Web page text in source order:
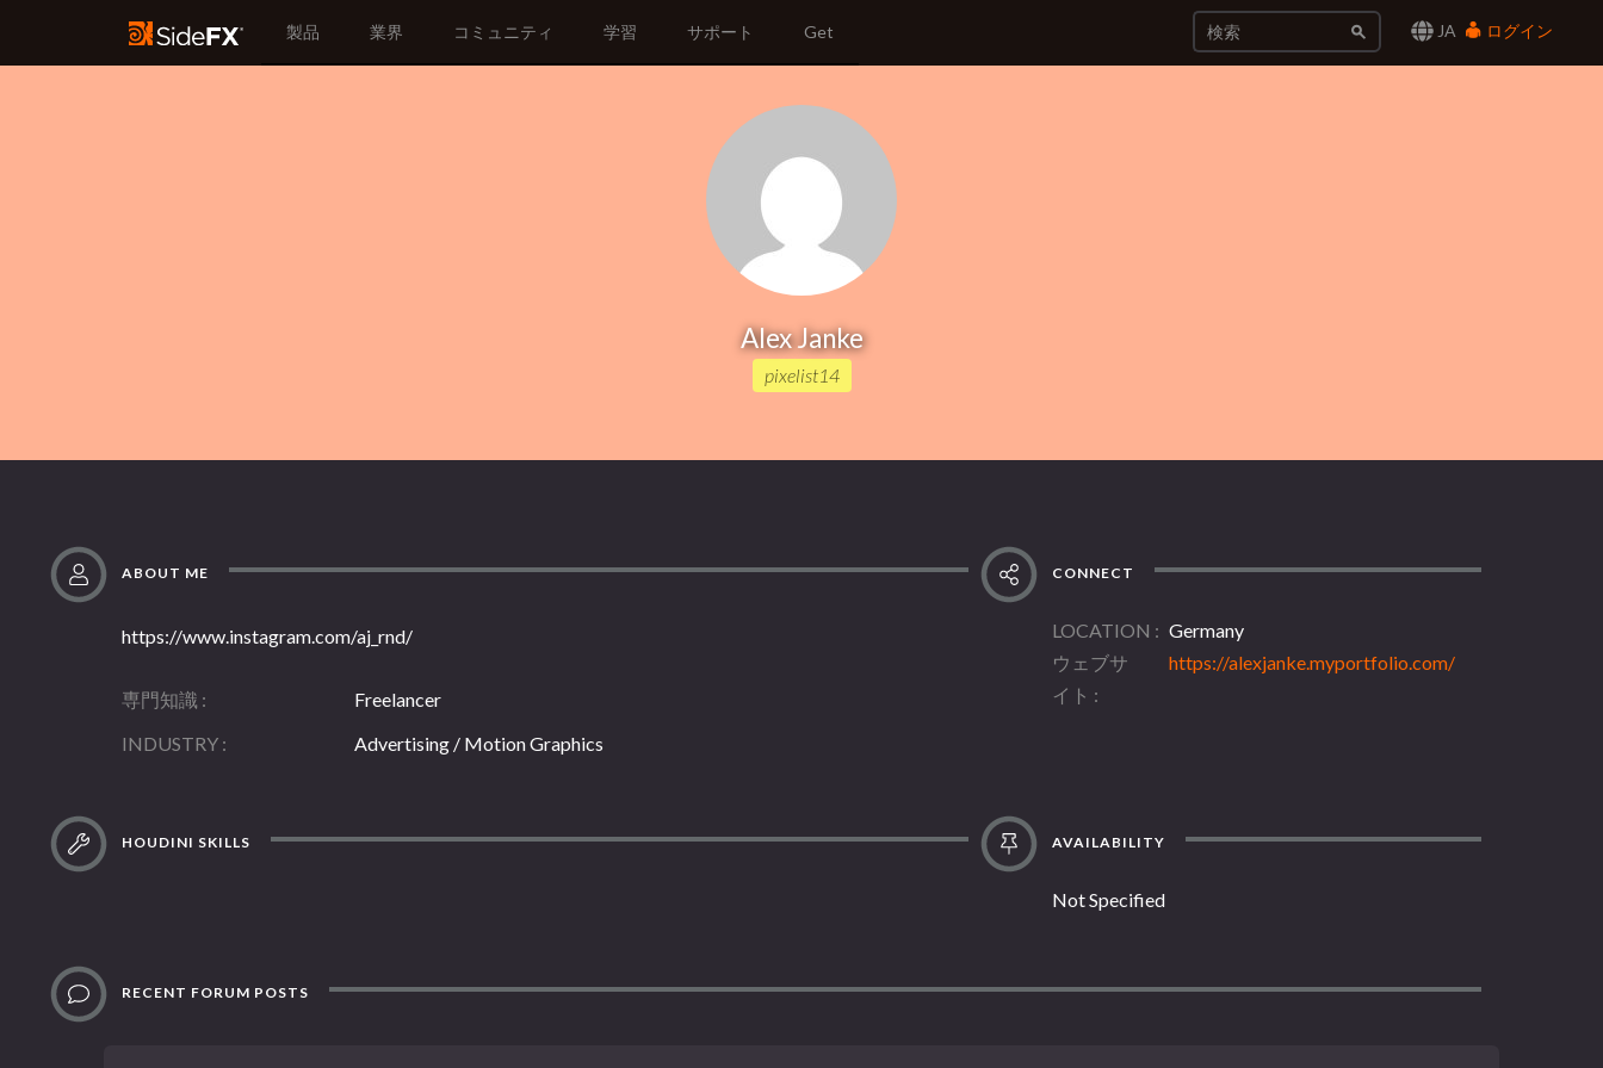
JA ログイン
製品 業界 コミュニティ 学習 サポート Get
Alex Janke
pixelist14
ABOUT ME
https://www.instagram.com/aj_rnd/
専門知識
Freelancer
INDUSTRY
Advertising / Motion Graphics
CONNECT
LOCATION
Germany
ウェブサ
イト
https://alexjanke.myportfolio.com/
HOUDINI SKILLS AVAILABILITY
Not Specified
RECENT FORUM POSTS